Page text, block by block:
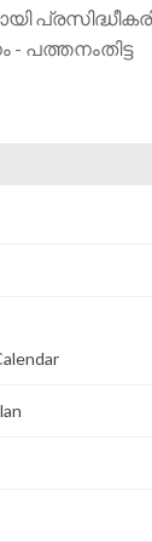
പത്തനംതിട്ട